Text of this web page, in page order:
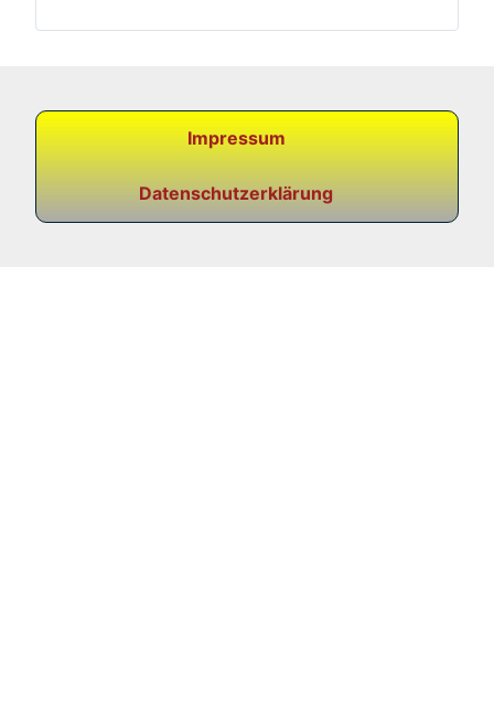
Impressum
Datenschutzerklärung